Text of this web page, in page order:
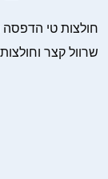
חולצות טי הדפסה
שרוול קצר